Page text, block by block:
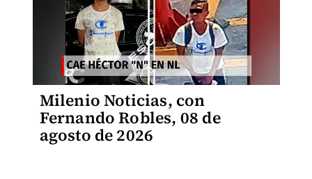
Milenio Noticias, con
Fernando Robles, 08 de
agosto de 2026